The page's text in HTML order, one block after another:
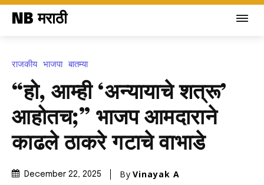
NB मराठी
राजकीय भाजपा बातम्या
“हो, आम्ही ‘अन्यायाचे शत्रू’
आहोतच;” भाजप आमदाराने
काढले ठाकरे गटाचे वाभाडे
December 22, 2025 By Vinayak A